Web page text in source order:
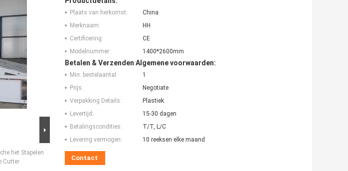
het Stapelen
Cutter
Plaats van herkomst:
China
Merknaam:
HH
Certificering:
CE
Modelnummer:
1400*2600mm
Betalen & Verzenden Algemene voorwaarden:
Min. bestelaantal:
1
Prijs:
Negotiate
Verpakking Details:
Plastiek
Levertijd:
15-30 dagen
Betalingscondities:
T/T, L/C
Levering vermogen:
10 reeksen elke maand
Contact